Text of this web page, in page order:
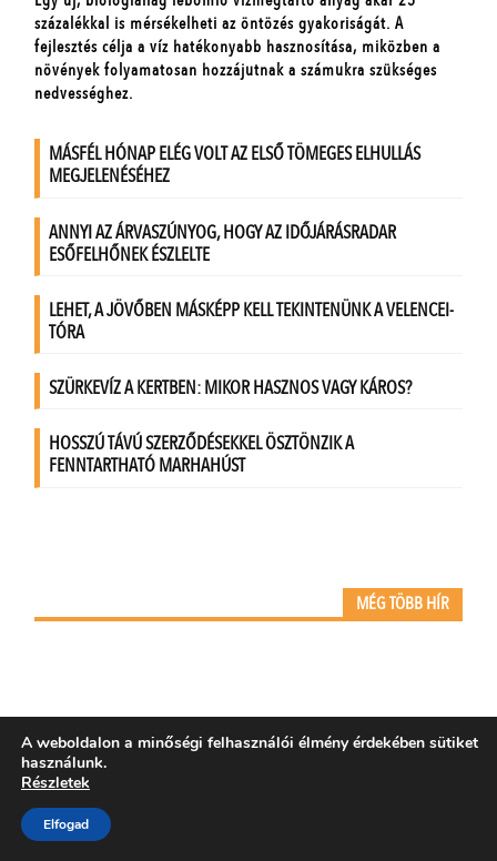
MÉG TÖBB HÍR
PROMÓCIÓ
A weboldalon a minőségi felhasználói élmény érdekében sütiket
használunk.
Részletek
Elfogad